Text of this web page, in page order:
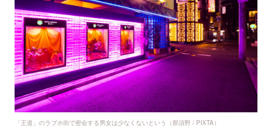
「王道」のラブホ街で密会する男女は少なくないという（那須野 / PIXTA）